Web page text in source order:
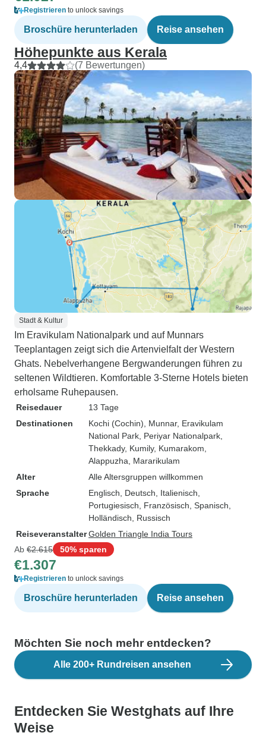
Registrieren to unlock savings
Broschüre herunterladen Reise ansehen
Höhepunkte aus Kerala
4,4 (7 Bewertungen)
Stadt & Kultur
Im Eravikulam Nationalpark und auf Munnars
Teeplantagen zeigt sich die Artenvielfalt der Western
Ghats. Nebelverhangene Bergwanderungen führen zu
seltenen Wildtieren. Komfortable 3-Sterne Hotels bieten
erholsame Ruhepausen.
Reisedauer
13 Tage
Destinationen
Kochi (Cochin) , Munnar, Eravikulam
National Park , Periyar Nationalpark
Thekkady, Kumily, Kumarakom
Alappuzha , Mararikulam
Alter
Alle Altersgruppen willkommen
Sprache
Englisch, Deutsch, Italienisch,
Portugiesisch, Französisch, Spanisch,
Holländisch, Russisch
ReiseveranstalterGolden Triangle India Tours
Ab €2.615 50% sparen
€1.307
Registrieren to unlock savings
Broschüre herunterladen Reise ansehen
Möchten Sie noch mehr entdecken?
Alle 200+ Rundreisen ansehen
Entdecken Sie Westghats auf Ihre
Weise